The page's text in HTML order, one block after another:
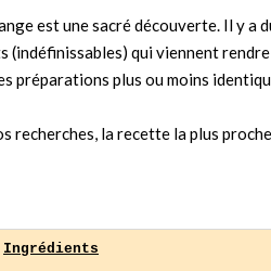
est une sacré découverte. Il y a
(indéfinissables) qui viennent
préparations plus ou moins
recherches, la recette la plus
Ingrédients